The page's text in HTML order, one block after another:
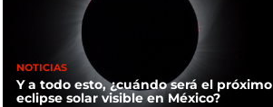
NOTICIAS
Y a todo esto, ¿cuándo será el próximo
eclipse solar visible en México?